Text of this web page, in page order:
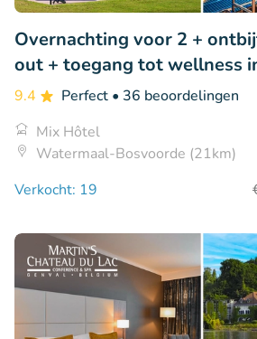
Overnachting voor 2 +
out + toegang tot wellness
9.4 Perfect • 36 beoordelingen
Mix Hôtel
Watermaal-Bosvoorde (21km)
Verkocht: 19